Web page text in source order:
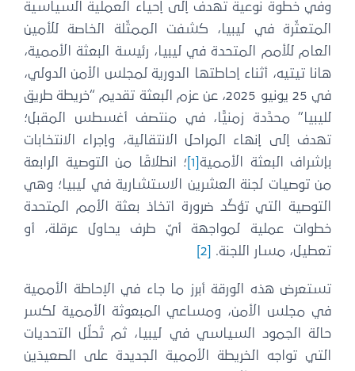
وفي خطوة نوعية تهدف إلى إحياء العملية السياسية
المتعثّرة في ليبيا، كشفت الممثّلة الخاصة للأمين
العام للأمم المتحدة في ليبيا، رئيسة البعثة الأممية،
هانا تيتيه، أثناء إحاطتها الدورية لمجلس الأمن الدولي،
في 25 يونيو 2025، عن عزم البعثة تقديم “خريطة طريق
لليبيا” محدَّدة زمنيًّا، في منتصف أغسطس المقبل؛
تهدف إلى إنهاء المراحل الانتقالية، وإجراء الانتخابات
بإشراف البعثة الأممية
؛ انطلاقًا من التوصية الرابعة
من توصيات لجنة العشرين الاستشارية في ليبيا؛ وهي
التوصية التي تؤكّد ضرورة اتخاذ بعثة الأمم المتحدة
خطوات عملية لمواجهة أيّ طرف يحاول عرقلة، أو
تعطيل، مسار اللجنة.
تستعرض هذه الورقة أبرز ما جاء في الإحاطة الأممية
في مجلس الأمن، ومساعي المبعوثة الأممية لكسر
حالة الجمود السياسي في ليبيا، ثم تُحلّل التحديات
التي تواجه الخريطة الأممية الجديدة على الصعيدَين